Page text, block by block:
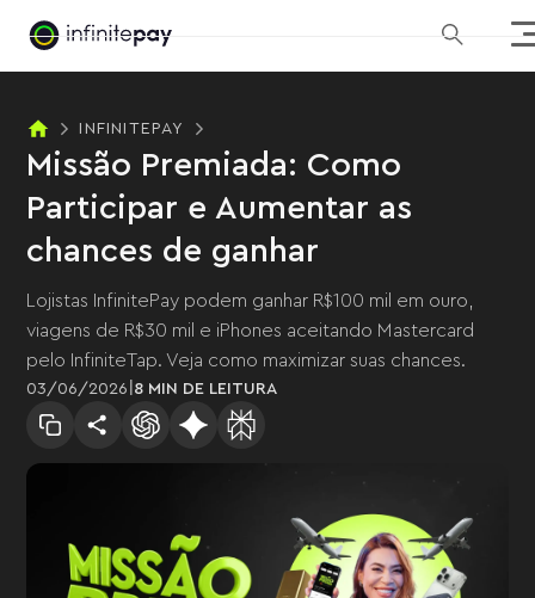
INFINITEPAY
Missão Premiada: Como
Participar e Aumentar as
chances de ganhar
Lojistas InfinitePay podem ganhar R$100 mil em ouro,
viagens de R$30 mil e iPhones aceitando Mastercard
pelo InfiniteTap. Veja como maximizar suas chances.
03 /06 /2026 8 MIN DE LEITURA